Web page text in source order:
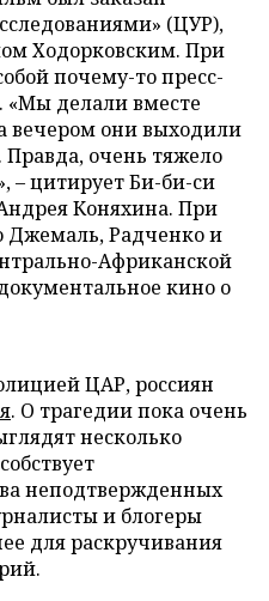
(ЦУР),
Ходорковским. При
почему-то пресс-
«Мы делали вместе
вечером они выходили
Правда, очень тяжело
– цитирует Би-би-си
Коняхина. При
Джемаль, Радченко и
Африканской
кино о
ЦАР, россиян
. О трагедии пока очень
несколько
неподтвержденных
и блогеры
для раскручивания